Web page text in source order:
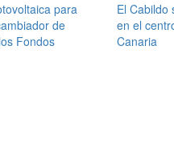
para
de
Fondos
El Cabildo
en el
Canaria